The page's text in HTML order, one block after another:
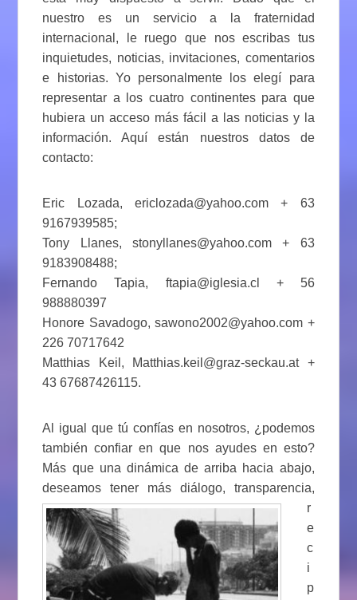
nuestro es un servicio a la fraternidad
internacional, le ruego que nos escribas tus
inquietudes, noticias, invitaciones, comentarios
e historias. Yo personalmente los elegí para
representar a los cuatro continentes para que
hubiera un acceso más fácil a las noticias y la
información. Aquí están nuestros datos de
contacto:
Eric Lozada, ericlozada@yahoo.com + 63
9167939585;
Tony Llanes, stonyllanes@yahoo.com + 63
9183908488;
Fernando Tapia, ftapia@iglesia.cl + 56
988880397
Honore Savadogo, sawono2002@yahoo.com +
226 70717642
Matthias Keil, Matthias.keil@graz-seckau.at +
43 67687426115.
Al igual que tú confías en nosotros, ¿podemos
también confiar en que nos ayudes en esto?
Más que una dinámica de arriba hacia abajo,
deseamos tener más diálogo, transparencia,
r
e
c
i
p